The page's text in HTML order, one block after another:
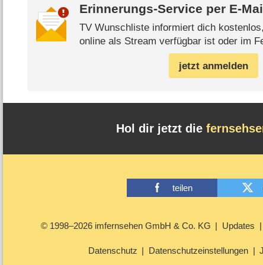
Erinnerungs-Service per E-
TV Wunschliste informiert dich
online als Stream verfügbar ist oder im
jetzt anmelden
Hol dir jetzt die
teilen
© 1998–2026 imfernsehen GmbH & Co. KG Updates
Datenschutz Datenschutzeinstellungen